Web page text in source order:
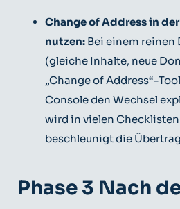
Change of Address in
nutzen: Bei einem reinen
(gleiche Inhalte, neue
„Change of Address“-
Console den Wechsel
wird in vielen
beschleunigt die
Phase 3 Nach